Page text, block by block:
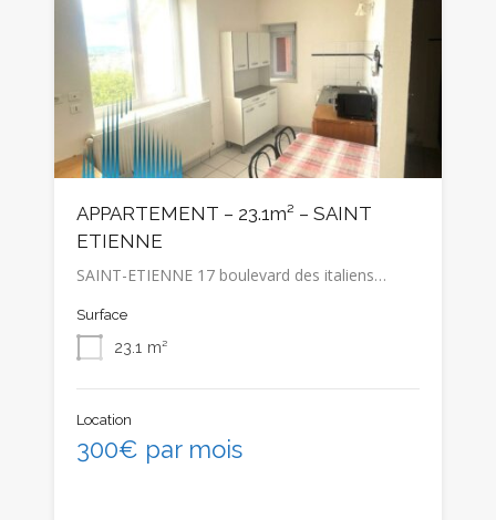
APPARTEMENT – 23.1m² – SAINT
ETIENNE
SAINT-ETIENNE 17 boulevard des italiens…
Surface
23.1 m²
Location
300€ par mois